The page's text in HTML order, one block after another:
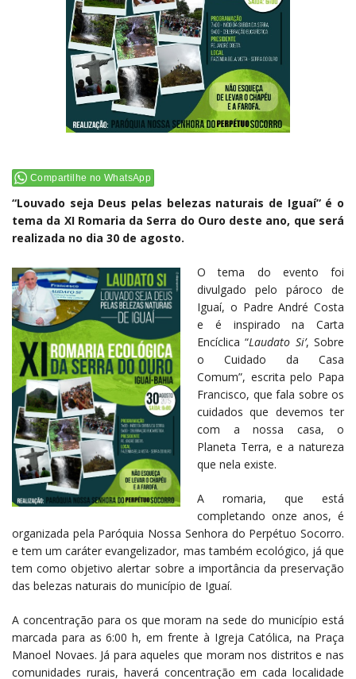
Compartilhe no WhatsApp
“Louvado seja Deus pelas belezas naturais de Iguaí” é o
tema da XI Romaria da Serra do Ouro deste ano, que será
realizada no dia 30 de agosto.
O tema do evento foi
divulgado pelo pároco de
Iguaí, o Padre André Costa
e é inspirado na Carta
Encíclica “Laudato Si’, Sobre
o Cuidado da Casa
Comum”, escrita pelo Papa
Francisco, que fala sobre os
cuidados que devemos ter
com a nossa casa, o
Planeta Terra, e a natureza
que nela existe.
A romaria, que está
completando onze anos, é
organizada pela Paróquia Nossa Senhora do Perpétuo Socorro.
e tem um caráter evangelizador, mas também ecológico, já que
tem como objetivo alertar sobre a importância da preservação
das belezas naturais do município de Iguaí.
A concentração para os que moram na sede do município está
marcada para as 6:00 h, em frente à Igreja Católica, na Praça
Manoel Novaes. Já para aqueles que moram nos distritos e nas
comunidades rurais, haverá concentração em cada localidade